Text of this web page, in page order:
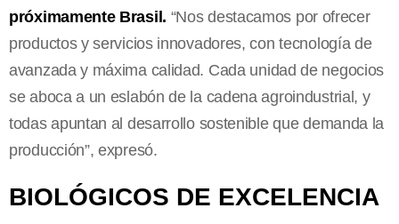
próximamente Brasil. “Nos destacamos por ofrecer
productos y servicios innovadores, con tecnología de
avanzada y máxima calidad. Cada unidad de negocios
se aboca a un eslabón de la cadena agroindustrial, y
todas apuntan al desarrollo sostenible que demanda la
producción”, expresó.
BIOLÓGICOS DE EXCELENCIA